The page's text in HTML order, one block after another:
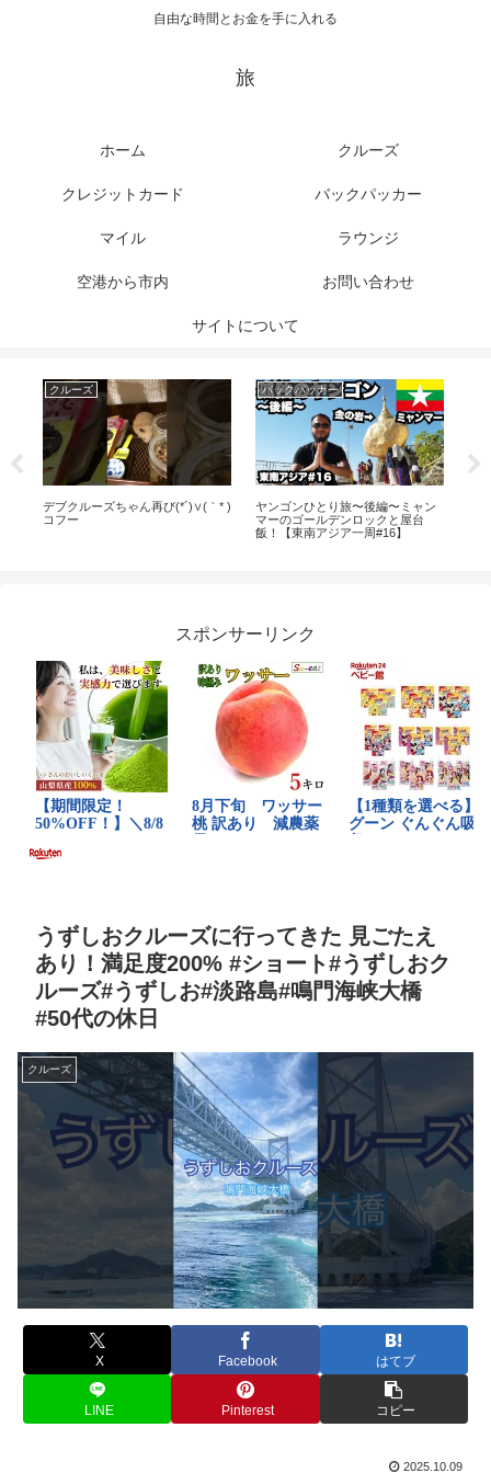
自由な時間とお金を手に入れる
旅
ホーム クルーズ
クレジットカード バックパッカー
マイル ラウンジ
空港から市内 お問い合わせ
サイトについて
クルーズ
デブクルーズちゃん再び(*´)∨(｀* )
コフー
バックパッカー
ヤンゴンひとり旅〜後編〜ミャン
マーのゴールデンロックと屋台
飯！【東南アジア一周#16】
スポンサーリンク
うずしおクルーズに行ってきた 見ごたえ
あり！満足度200% #ショート#うずしおク
ルーズ#うずしお#淡路島#鳴門海峡大橋
#50代の休日
クルーズ
X Facebook はてブ
LINE Pinterest コピー
2025.10.09